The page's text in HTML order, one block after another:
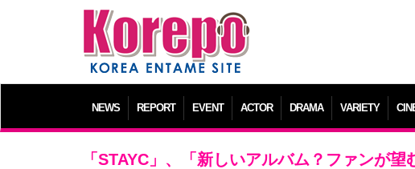
NEWS REPORT EVENT ACTOR DRAMA VARIETY
「STAYC」、「新しいアルバム？ファンが望